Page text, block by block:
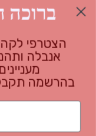
אנבלה משאבת
כל המוצרים
מארזים
אביזרים
GIFT CARD - גיפט קארד
מידע
שאלות נפוצות
אודות
צרי קשר
אנבלה בשילב
על החברה
מדיניות משלוחים
תקנון האתר
הצהרת נגישות
🌸
הצטרפי
אנבלה
בהרשמה